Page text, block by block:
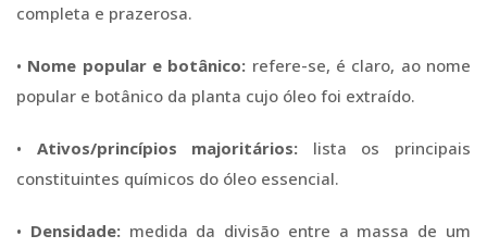
completa e prazerosa.
• Nome popular e botânico: refere-se, é claro, ao nome
popular e botânico da planta cujo óleo foi extraído.
• Ativos/princípios majoritários: lista os principais
constituintes químicos do óleo essencial.
• Densidade:medida da divisão entre a massa de um